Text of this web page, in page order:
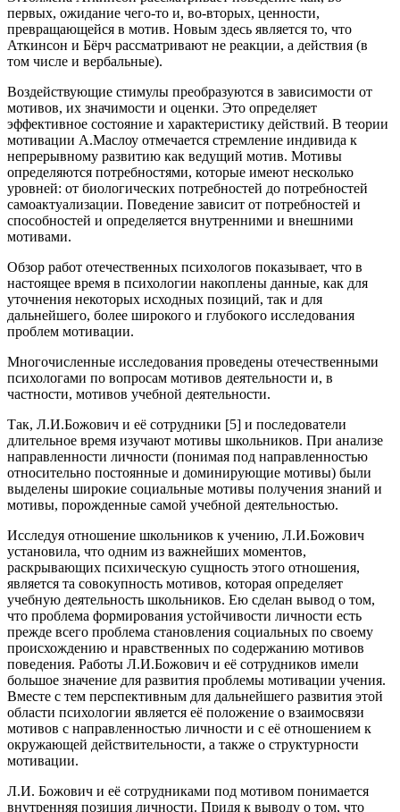
первых, ожидание чего-то и, во-вторых, ценности,
превращающейся в мотив. Новым здесь является то, что
Аткинсон и Бёрч рассматривают не реакции, а действия (в
том числе и вербальные).
Воздействующие стимулы преобразуются в зависимости от
мотивов, их значимости и оценки. Это определяет
эффективное состояние и характеристику действий. В теории
мотивации А.Маслоу отмечается стремление индивида к
непрерывному развитию как ведущий мотив. Мотивы
определяются потребностями, которые имеют несколько
уровней: от биологических потребностей до потребностей
самоактуализации. Поведение зависит от потребностей и
способностей и определяется внутренними и внешними
мотивами.
Обзор работ отечественных психологов показывает, что в
настоящее время в психологии накоплены данные, как для
уточнения некоторых исходных позиций, так и для
дальнейшего, более широкого и глубокого исследования
проблем мотивации.
Многочисленные исследования проведены отечественными
психологами по вопросам мотивов деятельности и, в
частности, мотивов учебной деятельности.
Так, Л.И.Божович и её сотрудники [5] и последователи
длительное время изучают мотивы школьников. При анализе
направленности личности (понимая под направленностью
относительно постоянные и доминирующие мотивы) были
выделены широкие социальные мотивы получения знаний и
мотивы, порожденные самой учебной деятельностью.
Исследуя отношение школьников к учению, Л.И.Божович
установила, что одним из важнейших моментов,
раскрывающих психическую сущность этого отношения,
является та совокупность мотивов, которая определяет
учебную деятельность школьников. Ею сделан вывод о том,
что проблема формирования устойчивости личности есть
прежде всего проблема становления социальных по своему
происхождению и нравственных по содержанию мотивов
поведения. Работы Л.И.Божович и её сотрудников имели
большое значение для развития проблемы мотивации учения.
Вместе с тем перспективным для дальнейшего развития этой
области психологии является её положение о взаимосвязи
мотивов с направленностью личности и с её отношением к
окружающей действительности, а также о структурности
мотивации.
Л.И. Божович и её сотрудниками под мотивом понимается
внутренняя позиция личности. Придя к выводу о том, что